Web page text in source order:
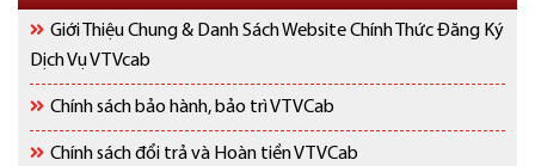
Giới Thiệu Chung & Danh Sách Website Chính Thức Đăng Ký
Dịch Vụ VTVcab
Chính sách bảo hành, bảo trì VTVCab
Chính sách đổi trả và Hoàn tiền VTVCab